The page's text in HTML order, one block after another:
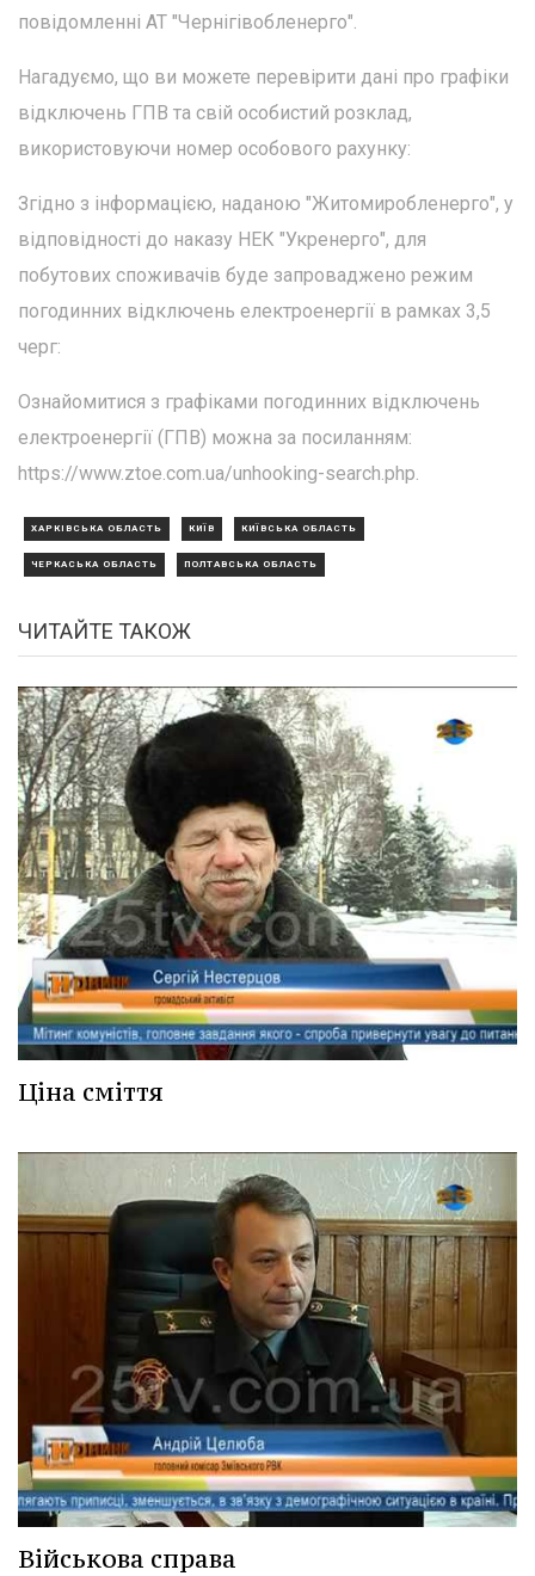
повідомленні АТ "Чернігівобленерго".
Нагадуємо, що ви можете перевірити дані про графіки
відключень ГПВ та свій особистий розклад,
використовуючи номер особового рахунку:
Згідно з інформацією, наданою "Житомиробленерго", у
відповідності до наказу НЕК "Укренерго", для
побутових споживачів буде запроваджено режим
погодинних відключень електроенергії в рамках 3,5
черг:
Ознайомитися з графіками погодинних відключень
електроенергії (ГПВ) можна за посиланням:
https://www.ztoe.com.ua/unhooking-search.php.
ХАРКІВСЬКА ОБЛАСТЬ КИЇВ КИЇВСЬКА ОБЛАСТЬ
ЧЕРКАСЬКА ОБЛАСТЬ ПОЛТАВСЬКА ОБЛАСТЬ
ЧИТАЙТЕ ТАКОЖ
Ціна сміття
Військова справа